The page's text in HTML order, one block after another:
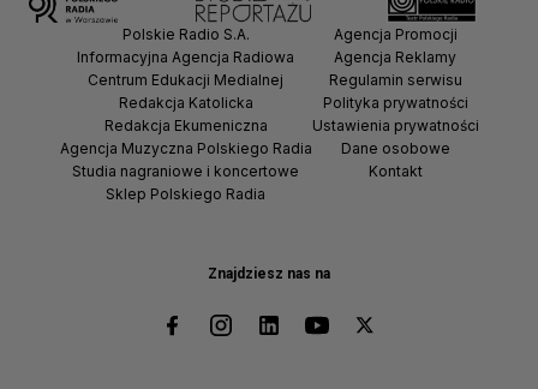
Znajdziesz nas na
Polskie Radio S.A.
Informacyjna Agencja Radiowa
Centrum Edukacji Medialnej
Redakcja Katolicka
Redakcja Ekumeniczna
Agencja Muzyczna Polskiego Radia
Studia nagraniowe i koncertowe
Sklep Polskiego Radia
Agencja Promocji
Agencja Reklamy
Regulamin serwisu
Polityka prywatności
Ustawienia prywatności
Dane osobowe
Kontakt